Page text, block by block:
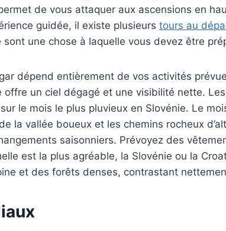
de vous attaquer aux ascensions en
guidée, il existe plusieurs tours au
une chose à laquelle vous devez être
dépend entièrement de vos activités
offre un ciel dégagé et une visibilité nette.
le mois le plus pluvieux en Slovénie. Le
la vallée boueux et les chemins rocheux
saisonniers. Prévoyez des
est la plus agréable, la Slovénie ou la
et des forêts denses, contrastant